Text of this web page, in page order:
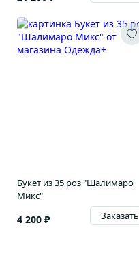
Букет из 35 роз "Шалимаро
Микс"
4 200 ₽ Заказать